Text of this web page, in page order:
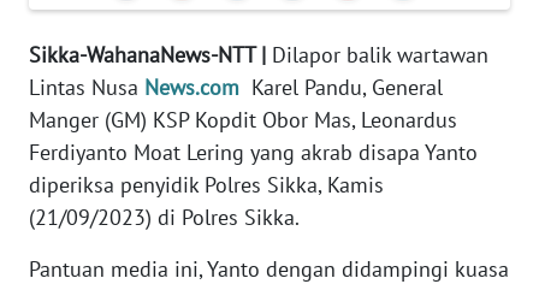
Sikka-WahanaNews-NTT | Dilapor balik wartawan
Lintas Nusa News.com Karel Pandu, General
Manger (GM) KSP Kopdit Obor Mas, Leonardus
Ferdiyanto Moat Lering yang akrab disapa Yanto
diperiksa penyidik Polres Sikka, Kamis
(21/09/2023) di Polres Sikka.
Pantuan media ini, Yanto dengan didampingi kuasa
REDAKSI
KARIR
DISCLAIMER
Wahana
News